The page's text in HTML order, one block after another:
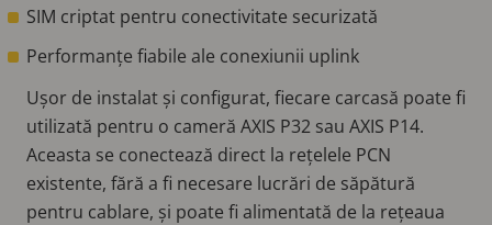
SIM criptat pentru conectivitate securizată
Performanțe fiabile ale conexiunii uplink
Ușor de instalat și configurat, fiecare carcasă poate fi
utilizată pentru o cameră AXIS P32 sau AXIS P14.
Aceasta se conectează direct la rețelele PCN
existente, fără a fi necesare lucrări de săpătură
pentru cablare, și poate fi alimentată de la rețeaua